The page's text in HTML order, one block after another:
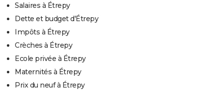
Salaires à Étrepy
Dette et budget d'Étrepy
Impôts à Étrepy
Crèches à Étrepy
Ecole privée à Étrepy
Maternités à Étrepy
Prix du neuf à Étrepy